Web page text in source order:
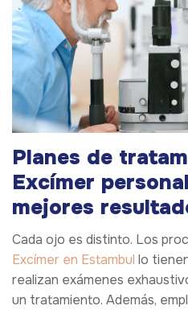
Planes de
Excímer
mejores
Cada ojo es distinto. Los
Excímer en Estambul lo
realizan exámenes
un tratamiento. Además,